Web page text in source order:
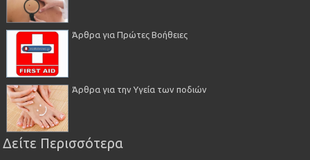
Άρθρα για Πρώτες Βοήθειες
Άρθρα για την Υγεία των ποδιών
Δείτε Περισσότερα